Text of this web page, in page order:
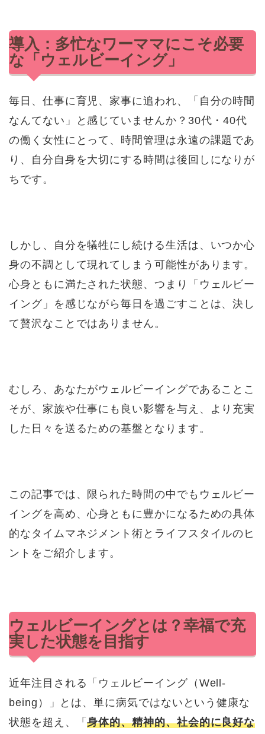
導入：多忙なワーママにこそ必要
な「ウェルビーイング」
毎日、仕事に育児、家事に追われ、「自分の時間
なんてない」と感じていませんか？30代・40代
の働く女性にとって、時間管理は永遠の課題であ
り、自分自身を大切にする時間は後回しになりが
ちです。
しかし、自分を犠牲にし続ける生活は、いつか心
身の不調として現れてしまう可能性があります。
心身ともに満たされた状態、つまり「ウェルビー
イング」を感じながら毎日を過ごすことは、決し
て贅沢なことではありません。
むしろ、あなたがウェルビーイングであることこ
そが、家族や仕事にも良い影響を与え、より充実
した日々を送るための基盤となります。
この記事では、限られた時間の中でもウェルビー
イングを高め、心身ともに豊かになるための具体
的なタイムマネジメント術とライフスタイルのヒ
ントをご紹介します。
ウェルビーイングとは？幸福で充
実した状態を目指す
近年注目される「ウェルビーイング（Well-
being）」とは、単に病気ではないという健康な
状態を超え、「身体的、精神的、社会的に良好な